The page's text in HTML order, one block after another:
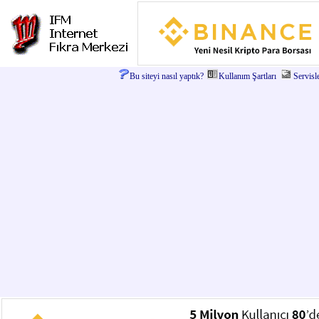
Bu siteyi nasıl yaptık? Kullanım Şartları